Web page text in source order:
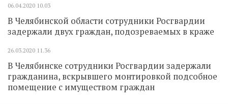
06.04.2020 10.03
В Челябинской области сотрудники Росгвардии
задержали двух граждан, подозреваемых в краже
26.03.2020 11.36
В Челябинске сотрудники Росгвардии задержали
гражданина, вскрывшего монтировкой подсобное
помещение с имуществом граждан